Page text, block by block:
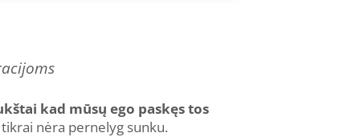
kad mūsų ego paskęs tos
nėra pernelyg sunku.